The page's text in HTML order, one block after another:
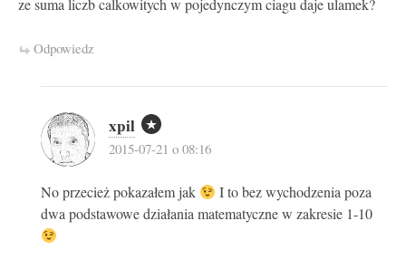
ze suma liczb calkowitych w pojedynczym ciagu daje ulamek?
Odpowiedz
xpil
2015-07-21 o 08:16
No przecież pokazałem jak
I to bez wychodzenia poza
dwa podstawowe działania matematyczne w zakresie 1-10